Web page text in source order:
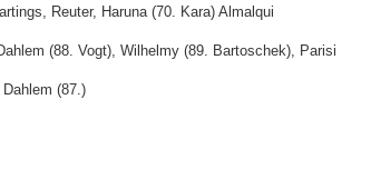
Reuter, Haruna (70. Kara) Almalqui
(88. Vogt), Wilhelmy (89. Bartoschek), Parisi
(87.)